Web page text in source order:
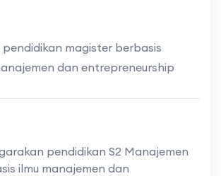
pendidikan magister berbasis
dan entrepreneurship
pendidikan S2 Manajemen
ilmu manajemen dan